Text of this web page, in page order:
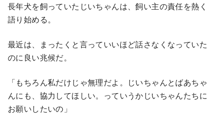
長年犬を飼っていたじいちゃんは、飼い主の責任を熱く
語り始める。
最近は、まったくと言っていいほど話さなくなっていた
のに良い兆候だ。
「もちろん私だけじゃ無理だよ。じいちゃんとばあちゃ
んにも、協力してほしい。っていうかじいちゃんたちに
お願いしたいの」